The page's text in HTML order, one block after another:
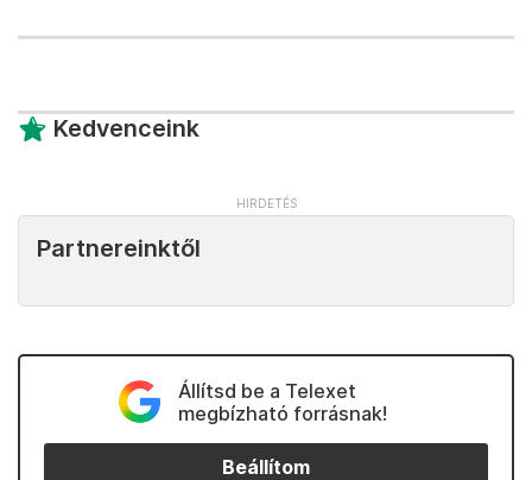
Kedvenceink
Partnereinktől
Állítsd be a Telexet
megbízható forrásnak!
Beállítom